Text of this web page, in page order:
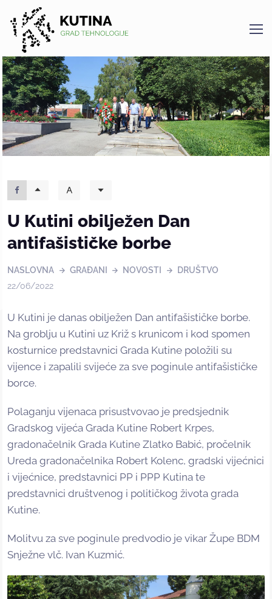
Kutina
U Kutini obilježen Dan
antifašističke borbe
NASLOVNA GRAĐANI NOVOSTI
DRUŠTVO
22/06/2022
U Kutini je danas obilježen Dan antifašističke borbe.
Na groblju u Kutini uz Križ s krunicom i kod spomen
kosturnice predstavnici Grada Kutine položili su
vijence i zapalili svijeće za sve poginule antifašističke
borce.
Polaganju vijenaca prisustvovao je predsjednik
Gradskog vijeća Grada Kutine Robert Krpes,
gradonačelnik Grada Kutine Zlatko Babić, pročelnik
Ureda gradonačelnika Robert Kolenc, gradski vijećnici
i vijećnice, predstavnici PP i PPP Kutina te
predstavnici društvenog i političkog života grada
Kutine.
Molitvu za sve poginule predvodio je vikar Župe BDM
Snježne vlč. Ivan Kuzmić.